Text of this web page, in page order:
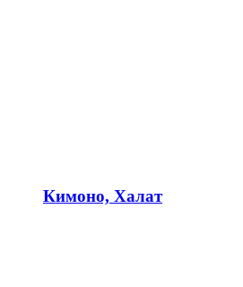
Кимоно, Халат